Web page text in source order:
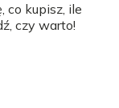
co kupisz, ile
czy warto!